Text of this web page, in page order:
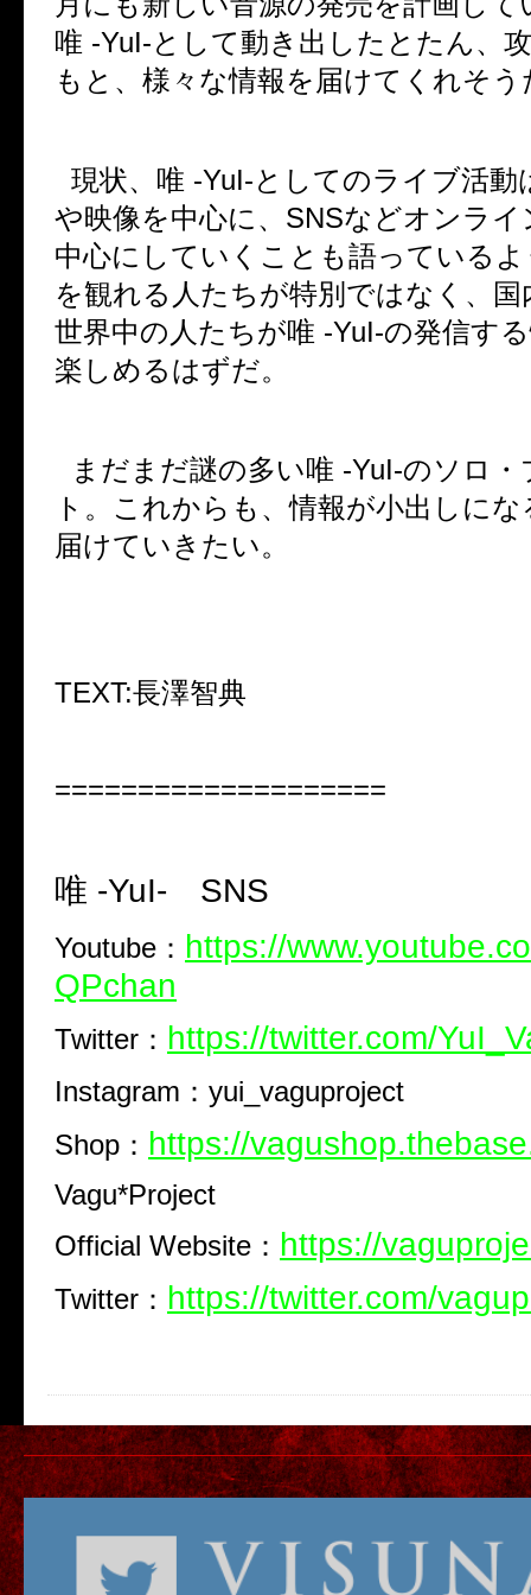
唯 -YuI-として動き出したとたん、
もと、様々な情報を届けてくれそう
現状、唯 -YuI-としてのライブ活動
や映像を中心に、 SNSなどオンライ
中心にしていくことも語っている
を観れる人たちが特別ではなく、国
世界中の人たちが唯 -YuI-の発信す
楽しめるはずだ。
まだまだ謎の多い唯 -YuI-のソロ・
ト。これからも、情報が小出しに
届けていきたい。
TEXT:長澤智典
====================
唯 -YuI- SNS
Youtube ： https://
QPchan
Twitter ： https://twitter.com/
Instagram ： yui_vaguproject
Shop ： https://
Vagu*Project
Official Website ： https://
Twitter ： https://twitter.com/